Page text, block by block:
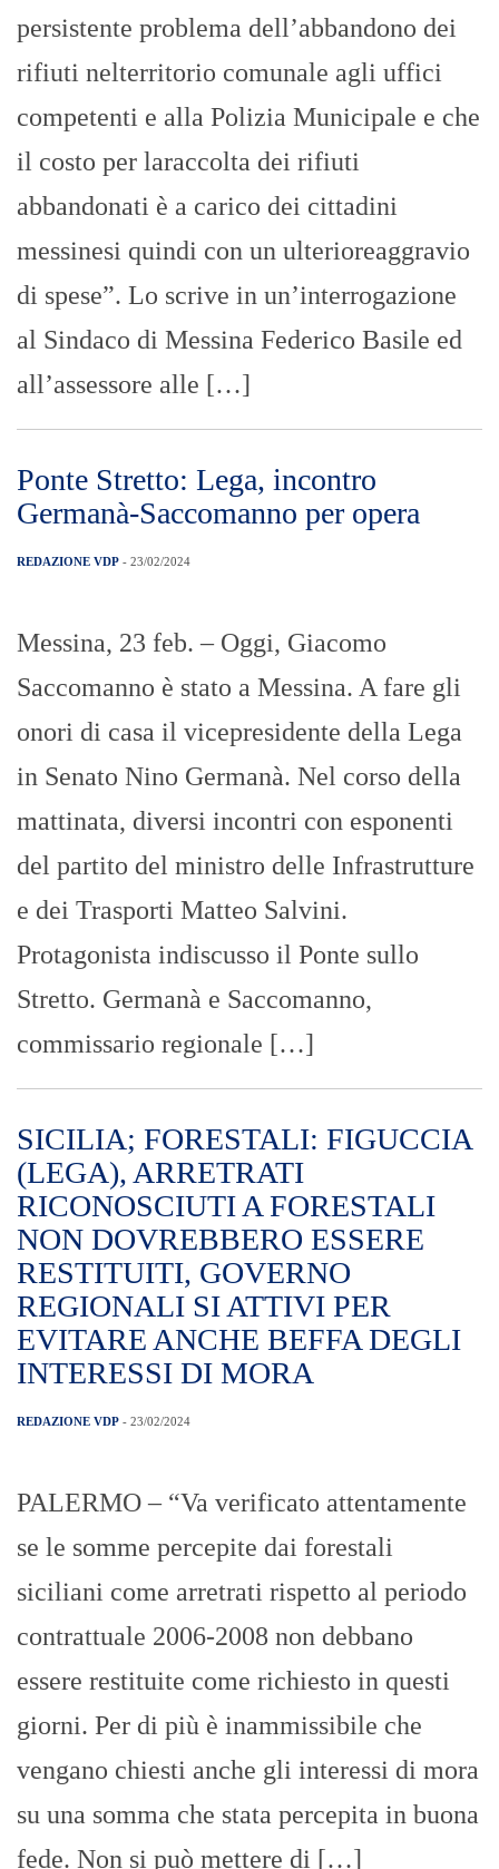
persistente problema dell’abbandono dei
rifiuti nelterritorio comunale agli uffici
competenti e alla Polizia Municipale e che
il costo per laraccolta dei rifiuti
abbandonati è a carico dei cittadini
messinesi quindi con un ulterioreaggravio
di spese”. Lo scrive in un’interrogazione
al Sindaco di Messina Federico Basile ed
all’assessore alle […]
Ponte Stretto: Lega, incontro
Germanà-Saccomanno per opera
REDAZIONE VDP - 23/02/2024
Messina, 23 feb. – Oggi, Giacomo
Saccomanno è stato a Messina. A fare gli
onori di casa il vicepresidente della Lega
in Senato Nino Germanà. Nel corso della
mattinata, diversi incontri con esponenti
del partito del ministro delle Infrastrutture
e dei Trasporti Matteo Salvini.
Protagonista indiscusso il Ponte sullo
Stretto. Germanà e Saccomanno,
commissario regionale […]
SICILIA; FORESTALI: FIGUCCIA
(LEGA), ARRETRATI
RICONOSCIUTI A FORESTALI
NON DOVREBBERO ESSERE
RESTITUITI, GOVERNO
REGIONALI SI ATTIVI PER
EVITARE ANCHE BEFFA DEGLI
INTERESSI DI MORA
REDAZIONE VDP - 23/02/2024
PALERMO – “Va verificato attentamente
se le somme percepite dai forestali
siciliani come arretrati rispetto al periodo
contrattuale 2006-2008 non debbano
essere restituite come richiesto in questi
giorni. Per di più è inammissibile che
vengano chiesti anche gli interessi di mora
su una somma che stata percepita in buona
fede. Non si può mettere di […]